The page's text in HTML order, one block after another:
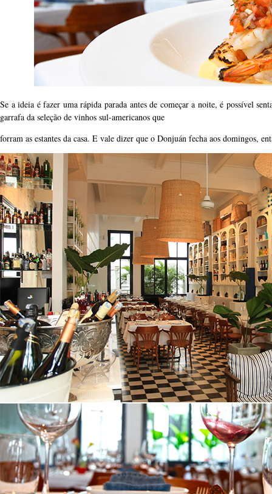
Se a ideia é fazer uma rápida parada antes de começar a noite, é possível
garrafa da seleção de vinhos sul-americanos que
forram as estantes da casa. E vale dizer que o Donjuán fecha aos domingos,